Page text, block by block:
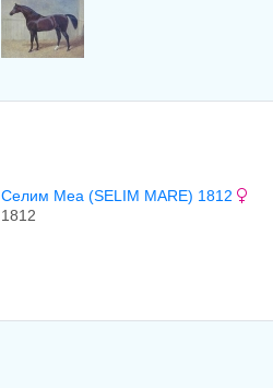
Селим Меа (SELIM MARE) 1812
1812